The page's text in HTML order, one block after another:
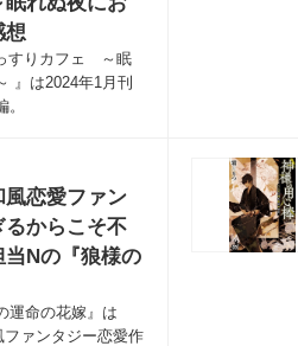
想
すりカフェ ～眠
』は2024年1月刊
恋愛ファン
からこそ不
Nの『狼様の
運命の花嫁』は
ァンタジー恋愛作